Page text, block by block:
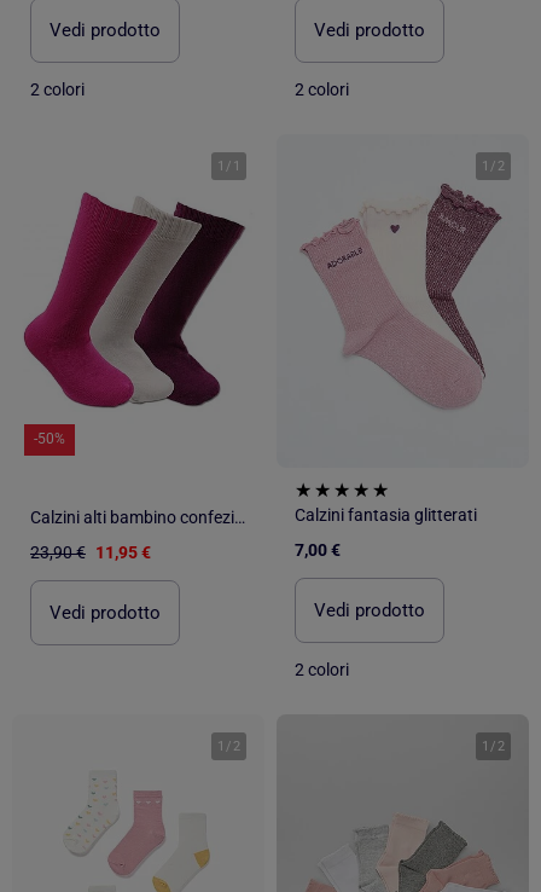
Vedi prodotto
2 colori
Vedi prodotto
2 colori
1 / 1
-50%
Calzini alti bambino confezione da 3
23,90 € 11,95 €
Vedi prodotto
1 / 2
Calzini fantasia glitterati
7,00 €
Vedi prodotto
2 colori
1 / 2 1 / 2